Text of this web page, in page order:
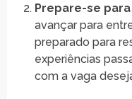
Prepare-se
avançar para
preparado para
experiências
com a vaga